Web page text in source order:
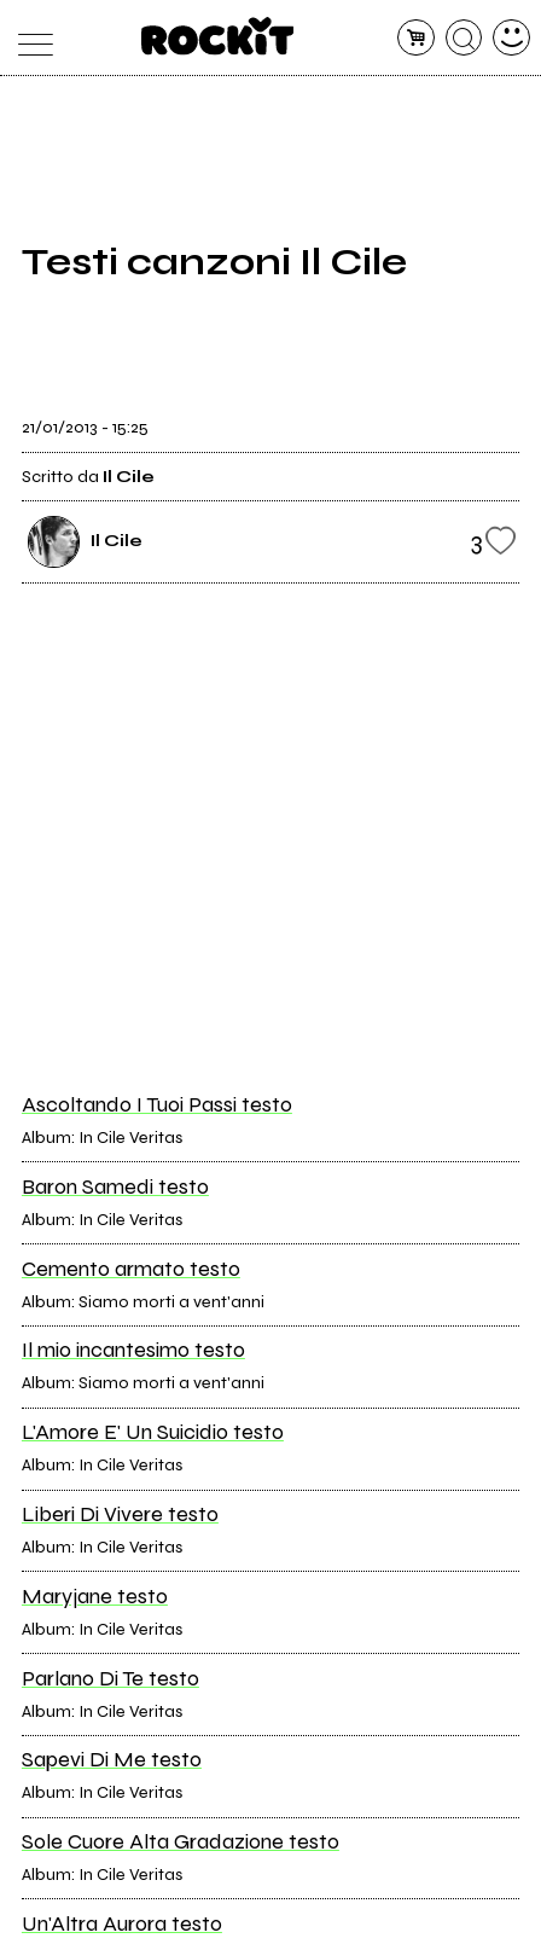
SHOP
Testi canzoni Il Cile
21/01/2013 - 15:25
Scritto da Il Cile
Il Cile 3
Ascoltando I Tuoi Passi testo
Album: In Cile Veritas
Baron Samedi testo
Album: In Cile Veritas
Cemento armato testo
Album: Siamo morti a vent'anni
Il mio incantesimo testo
Album: Siamo morti a vent'anni
L'Amore E' Un Suicidio testo
Album: In Cile Veritas
Liberi Di Vivere testo
Album: In Cile Veritas
Maryjane testo
Album: In Cile Veritas
Parlano Di Te testo
Album: In Cile Veritas
Sapevi Di Me testo
Album: In Cile Veritas
Sole Cuore Alta Gradazione testo
Album: In Cile Veritas
Un'Altra Aurora testo